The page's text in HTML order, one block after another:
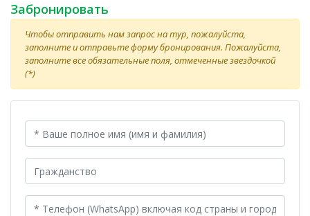
Забронировать
Чтобы отправить нам запрос на тур, пожалуйста,
заполните и отправьте форму бронирования. Пожалуйста,
заполните все обязательные поля, отмеченные звездочкой
(*)